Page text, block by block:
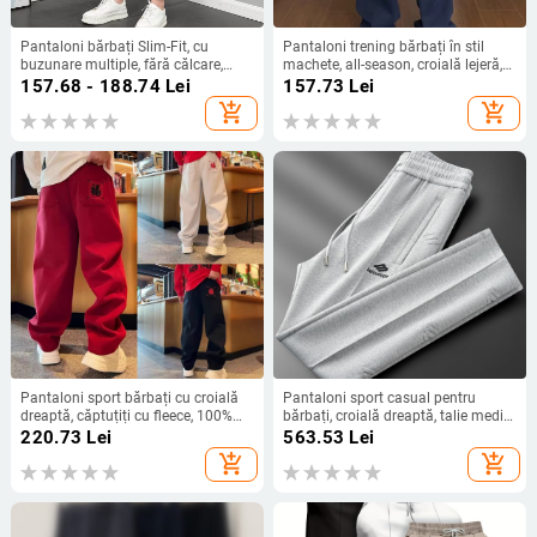
Pantaloni bărbați Slim-Fit, cu
buzunare multiple, fără călcare,
amestec de fibre chimice, 85%
157.68 - 188.74Lei
add_shopping_cart
Pantaloni trening bărbați în stil
machete, all-season, croială lejeră,
65% poliester, cusătură splicing,
157.73 Lei
add_shopping_cart
Pantaloni sport bărbați cu croială
dreaptă, căptuțiți cu fleece, 100%
poliester, talie medie
220.73 Lei
add_shopping_cart
Pantaloni sport casual pentru
bărbați, croială dreaptă, talie medie,
toamnă 2025, amestec poliester-
bumbac-elastan (52,5% poliester,
40,9% bumbac, 6,6% elastan)
563.53 Lei
add_shopping_cart